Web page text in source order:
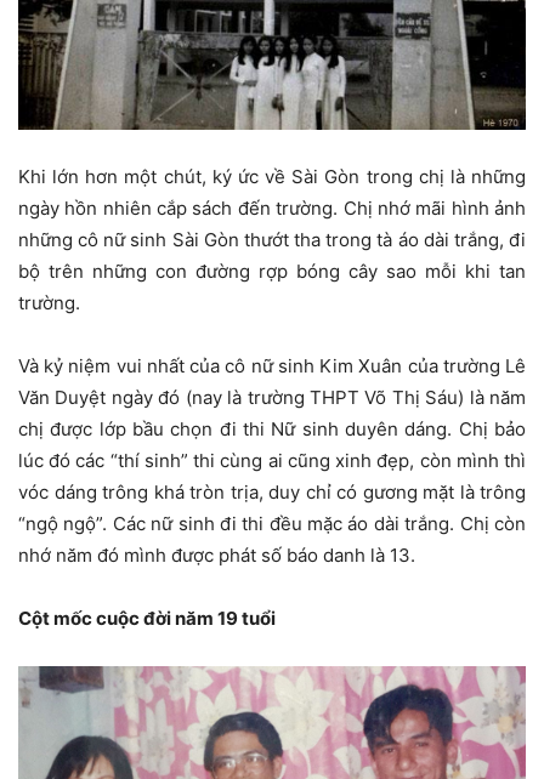
Khi lớn hơn một chút, ký ức về Sài Gòn trong chị là những
ngày hồn nhiên cắp sách đến trường. Chị nhớ mãi hình ảnh
những cô nữ sinh Sài Gòn thướt tha trong tà áo dài trắng, đi
bộ trên những con đường rợp bóng cây sao mỗi khi tan
trường.
Và kỷ niệm vui nhất của cô nữ sinh Kim Xuân của trường Lê
Văn Duyệt ngày đó (nay là trường THPT Võ Thị Sáu) là năm
chị được lớp bầu chọn đi thi Nữ sinh duyên dáng. Chị bảo
lúc đó các “thí sinh” thi cùng ai cũng xinh đẹp, còn mình thì
vóc dáng trông khá tròn trịa, duy chỉ có gương mặt là trông
“ngộ ngộ”. Các nữ sinh đi thi đều mặc áo dài trắng. Chị còn
nhớ năm đó mình được phát số báo danh là 13.
Cột mốc cuộc đời năm 19 tuổi